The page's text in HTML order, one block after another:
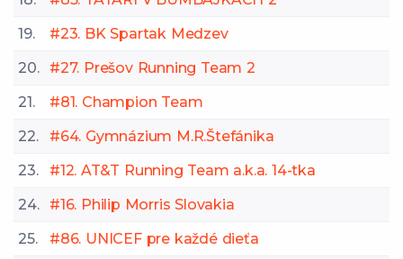
19.
#23. BK Spartak Medzev
20.
#27. Prešov Running Team 2
21.
#81. Champion Team
22.
#64. Gymnázium M.R.Štefánika
23.
#12. AT&T Running Team a.k.a. 14-tka
24.
#16. Philip Morris Slovakia
25.
#86. UNICEF pre každé dieťa